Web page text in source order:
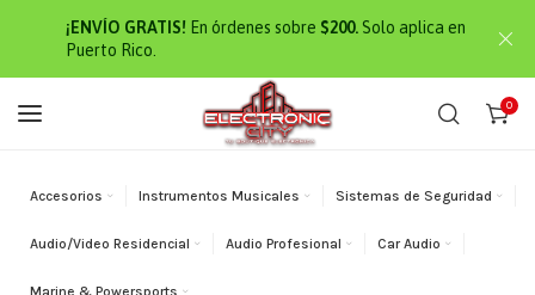
¡ENVÍO GRATIS! En órdenes sobre $200. Solo aplica en
Puerto Rico.
0
Accesorios Instrumentos Musicales Sistemas de Seguridad
Audio/Video Residencial Audio Profesional Car Audio
Marine & Powersports